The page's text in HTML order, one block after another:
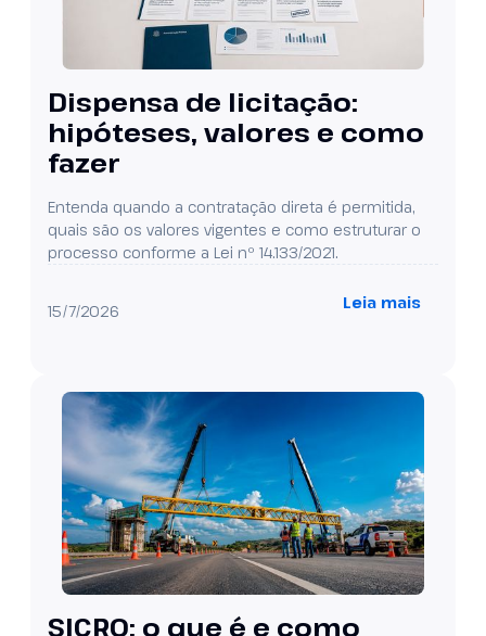
Dispensa de licitação:
hipóteses, valores e como
fazer
Entenda quando a contratação direta é permitida,
quais são os valores vigentes e como estruturar o
processo conforme a Lei nº 14.133/2021.
15/7/2026 Leia mais
SICRO: o que é e como